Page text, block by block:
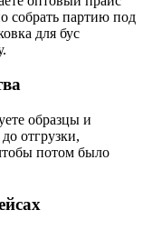
собрать партию под
для бус
образцы и
отгрузки,
потом было